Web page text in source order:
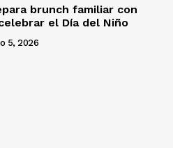
brunch familiar con
el Día del Niño
5, 2026